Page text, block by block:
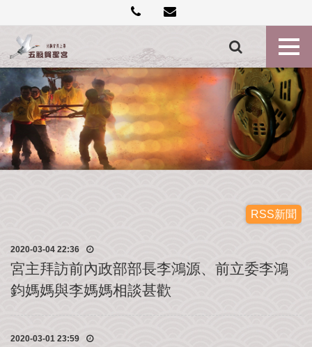
記
事
各
殿
神
尊
最
禮
斗
點
燈
益
RSS新聞
2020-03-04 22:36
宮主拜訪前內政部部長李鴻源、前立委李鴻
鈞媽媽與李媽媽相談甚歡
2020-03-01 23:59